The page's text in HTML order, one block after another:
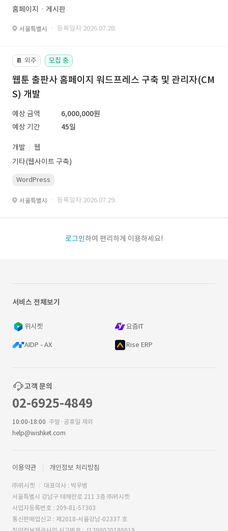
홈페이지ㆍ게시판
서울특별시 · 등록일자 2026.07.28.
📔 외주 모집 중
웹툰 출판사 홈페이지 워드프레스 구축 및 관리자(CM
S) 개발
예상 금액
6,000,000원
예상 기간
45일
개발
웹
기타(웹사이트 구축)
WordPress
서울특별시 · 등록일자 2026.07.29.
로그인하여 편리하게 이용하세요!
서비스 전체보기
위시켓 요즘IT
AIDP - AX Rise ERP
고객 문의
02-6925-4849
10:00-18:00 주말·공휴일 제외
help@wishket.com
이용약관 개인정보 처리방침
㈜위시켓
대표이사 : 박우범
서울특별시 강남구 테헤란로 211 3층 ㈜위시켓
사업자등록번호 : 209-81-57303
통신판매업신고 : 제2018-서울강남-02337 호